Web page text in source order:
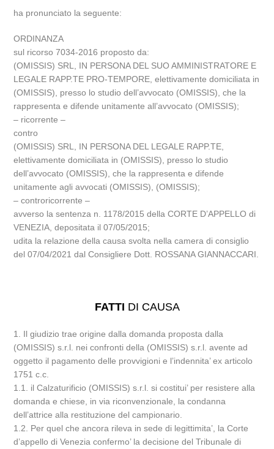
ha pronunciato la seguente:
ORDINANZA
sul ricorso 7034-2016 proposto da:
(OMISSIS) SRL, IN PERSONA DEL SUO AMMINISTRATORE E
LEGALE RAPP.TE PRO-TEMPORE, elettivamente domiciliata in
(OMISSIS), presso lo studio dell’avvocato (OMISSIS), che la
rappresenta e difende unitamente all’avvocato (OMISSIS);
– ricorrente –
contro
(OMISSIS) SRL, IN PERSONA DEL LEGALE RAPP.TE,
elettivamente domiciliata in (OMISSIS), presso lo studio
dell’avvocato (OMISSIS), che la rappresenta e difende
unitamente agli avvocati (OMISSIS), (OMISSIS);
– controricorrente –
avverso la sentenza n. 1178/2015 della CORTE D’APPELLO di
VENEZIA, depositata il 07/05/2015;
udita la relazione della causa svolta nella camera di consiglio
del 07/04/2021 dal Consigliere Dott. ROSSANA GIANNACCARI.
FATTI DI CAUSA
1. Il giudizio trae origine dalla domanda proposta dalla
(OMISSIS) s.r.l. nei confronti della (OMISSIS) s.r.l. avente ad
oggetto il pagamento delle provvigioni e l’indennita’ ex articolo
1751 c.c.
1.1. il Calzaturificio (OMISSIS) s.r.l. si costitui’ per resistere alla
domanda e chiese, in via riconvenzionale, la condanna
dell’attrice alla restituzione del campionario.
1.2. Per quel che ancora rileva in sede di legittimita’, la Corte
d’appello di Venezia confermo’ la decisione del Tribunale di